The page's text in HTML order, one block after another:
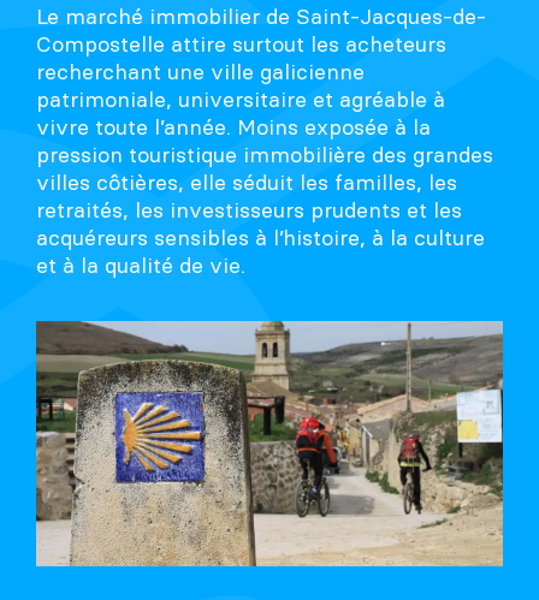
Le marché immobilier de Saint-Jacques-de-
Compostelle attire surtout les acheteurs
recherchant une ville galicienne
patrimoniale, universitaire et agréable à
vivre toute l’année. Moins exposée à la
pression touristique immobilière des grandes
villes côtières, elle séduit les familles, les
retraités, les investisseurs prudents et les
acquéreurs sensibles à l’histoire, à la culture
et à la qualité de vie.